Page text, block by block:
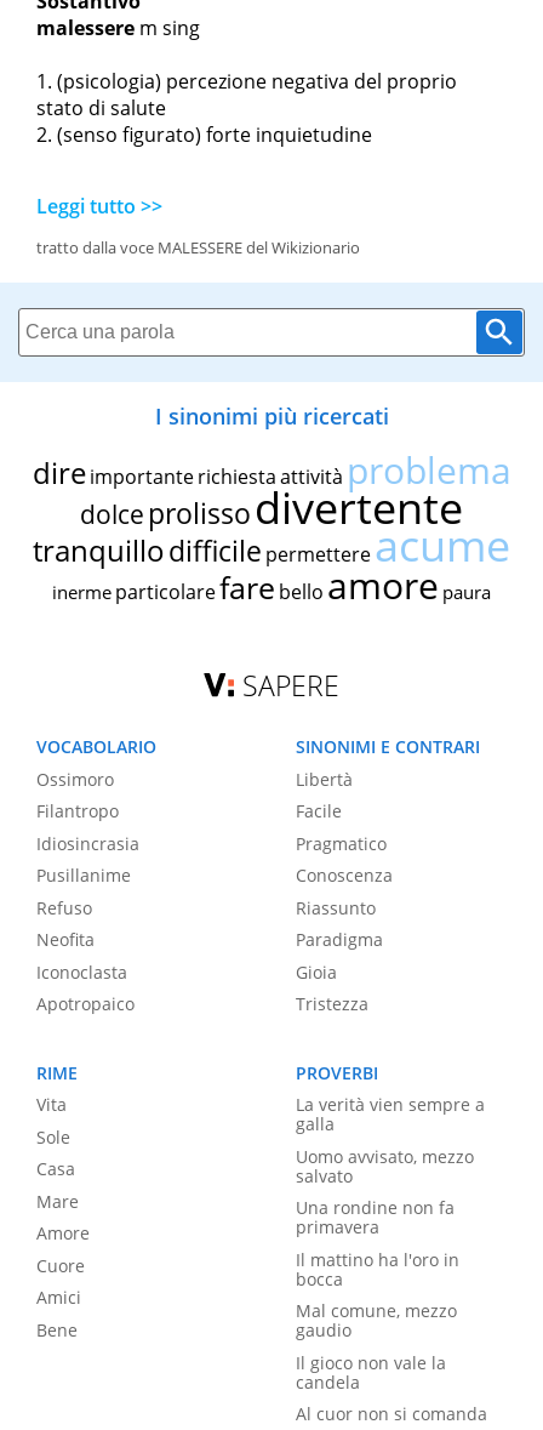
malessere m sing
(psicologia) percezione negativa del proprio
stato di salute
(senso figurato) forte inquietudine
Leggi tutto >>
tratto dalla voce MALESSERE del Wikizionario
I sinonimi più ricercati
dire importante richiestaattività problema
dolce prolissodivertente
tranquillodifficile permettereacume
inerme particolarefare bello amore paura
SAPERE
VOCABOLARIO
Ossimoro
Filantropo
Idiosincrasia
Pusillanime
Refuso
Neofita
Iconoclasta
Apotropaico
SINONIMI E CONTRARI
Libertà
Facile
Pragmatico
Conoscenza
Riassunto
Paradigma
Gioia
Tristezza
RIME
Vita
Sole
Casa
Mare
Amore
Cuore
Amici
Bene
PROVERBI
La verità vien sempre a
galla
Uomo avvisato, mezzo
salvato
Una rondine non fa
primavera
Il mattino ha l'oro in
bocca
Mal comune, mezzo
gaudio
Il gioco non vale la
candela
Al cuor non si comanda